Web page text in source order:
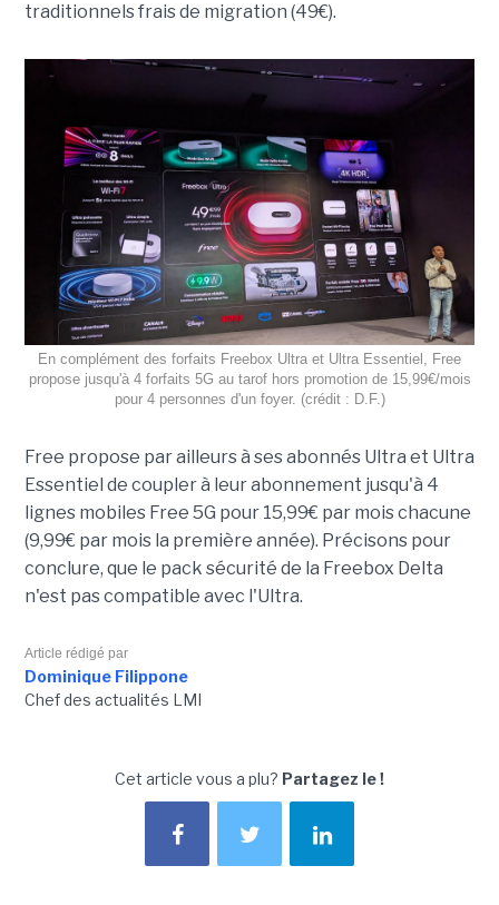
traditionnels frais de migration (49€).
En complément des forfaits Freebox Ultra et Ultra Essentiel, Free
propose jusqu'à 4 forfaits 5G au tarof hors promotion de 15,99€/mois
pour 4 personnes d'un foyer. (crédit : D.F.)
Free propose par ailleurs à ses abonnés Ultra et Ultra
Essentiel de coupler à leur abonnement jusqu'à 4
lignes mobiles Free 5G pour 15,99€ par mois chacune
(9,99€ par mois la première année). Précisons pour
conclure, que le pack sécurité de la Freebox Delta
n'est pas compatible avec l'Ultra.
Article rédigé par
Dominique Filippone
Chef des actualités LMI
Cet article vous a plu? Partagez le !